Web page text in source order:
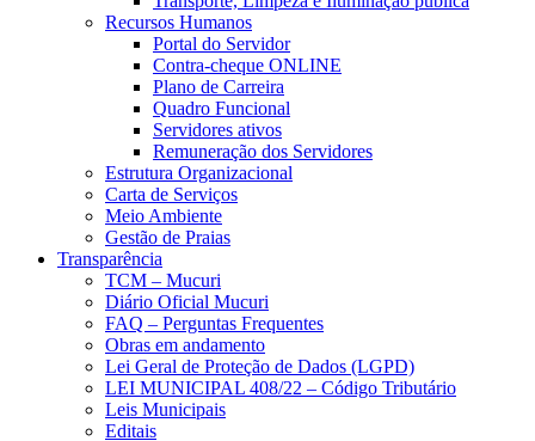
Recursos Humanos
Portal do Servidor
Contra-cheque ONLINE
Plano de Carreira
Quadro Funcional
Servidores ativos
Remuneração dos Servidores
Estrutura Organizacional
Carta de Serviços
Meio Ambiente
Gestão de Praias
Transparência
TCM – Mucuri
Diário Oficial Mucuri
FAQ – Perguntas Frequentes
Obras em andamento
Lei Geral de Proteção de Dados (LGPD)
LEI MUNICIPAL 408/22 – Código Tributário
Leis Municipais
Editais